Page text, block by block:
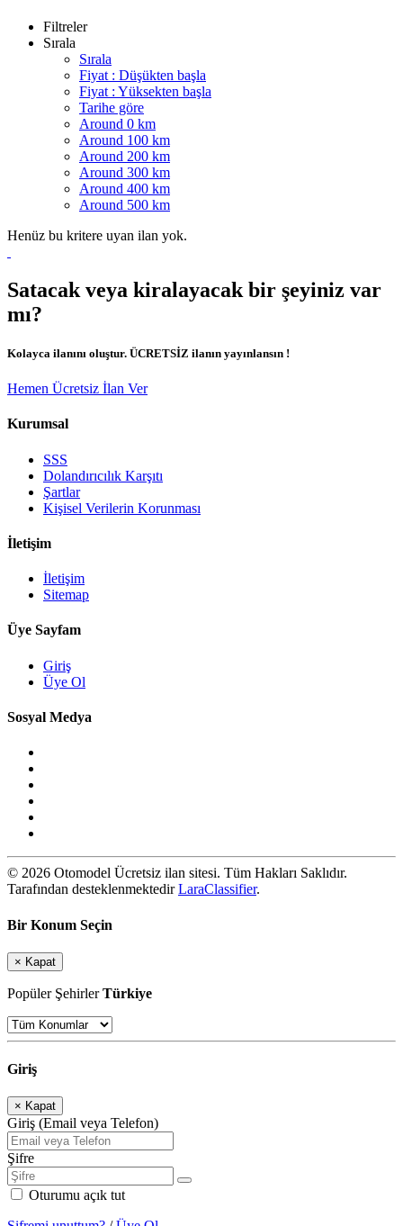
Filtreler
Sırala
Sırala
Fiyat : Düşükten başla
Fiyat : Yüksekten başla
Tarihe göre
Around 0 km
Around 100 km
Around 200 km
Around 300 km
Around 400 km
Around 500 km
Henüz bu kritere uyan ilan yok.
Satacak veya kiralayacak bir şeyiniz var
mı?
Kolayca ilanını oluştur. ÜCRETSİZ ilanın yayınlansın !
Hemen Ücretsiz İlan Ver
Kurumsal
SSS
Dolandırıcılık Karşıtı
Şartlar
Kişisel Verilerin Korunması
İletişim
İletişim
Sitemap
Üye Sayfam
Giriş
Üye Ol
Sosyal Medya
© 2026 Otomodel Ücretsiz ilan sitesi. Tüm Hakları Saklıdır.
Tarafından desteklenmektedirLaraClassifier.
Bir Konum Seçin
× Kapat
Popüler ŞehirlerTürkiye
Giriş
× Kapat
Giriş (Email veya Telefon)
Şifre
Oturumu açık tut